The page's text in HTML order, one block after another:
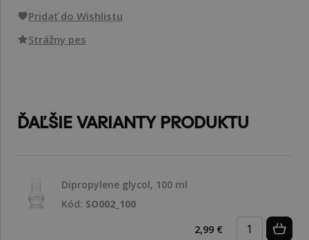
Pridať do Wishlistu
Strážny pes
ĎAĽŠIE VARIANTY PRODUKTU
Dipropylene glycol, 100 ml
Kód: SO002_100
2,99 €